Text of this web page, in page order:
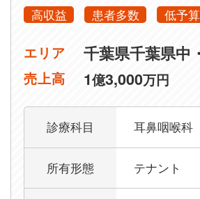
高収益 患者多数 低予
エリア 千葉県千葉県中
売上高 1億3,000万円
診療科目 耳鼻咽喉科
所有形態 テナント